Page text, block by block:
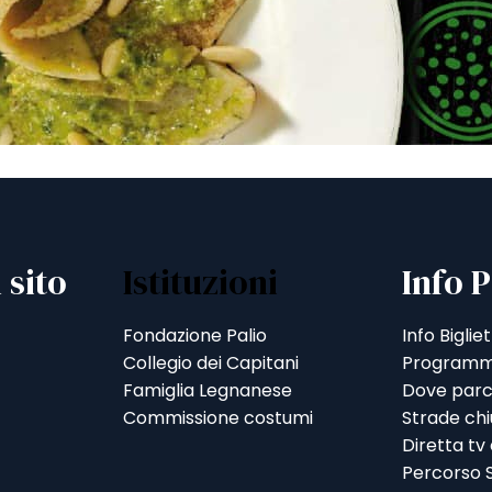
sito Istituzioni
Fondazione Palio
Collegio dei Capitani
Famiglia Legnanese
Commissione costumi
Info
Info
Dove
Strade
Diretta tv
Percorso